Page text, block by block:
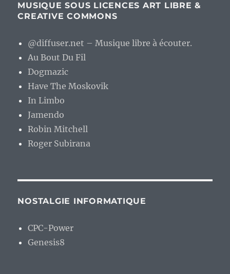
MUSIQUE SOUS LICENCES ART LIBRE &
CREATIVE COMMONS
@diffuser.net – Musique libre à écouter.
Au Bout Du Fil
Dogmazic
Have The Moskovik
In Limbo
Jamendo
Robin Mitchell
Roger Subirana
NOSTALGIE INFORMATIQUE
CPC-Power
Genesis8